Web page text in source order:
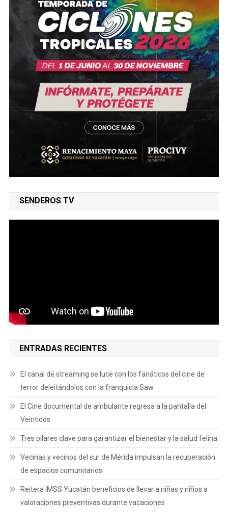
SENDEROS TV
ENTRADAS RECIENTES
El canal de streaming se luce con los fanáticos del cine de
terror deleitándolos con la franquicia Saw
El Cine documental de ambulante regresa a la pantalla del
Veintidós
Tres pilares clave para garantizar el bienestar y la salud felina
Vecinas y vecinos del sur de Mérida impulsan la recuperación
de espacios comunitarios
Reitera IMSS Yucatán beneficios de llevar a niñas y niños a
valoraciones preventivas durante vacaciones